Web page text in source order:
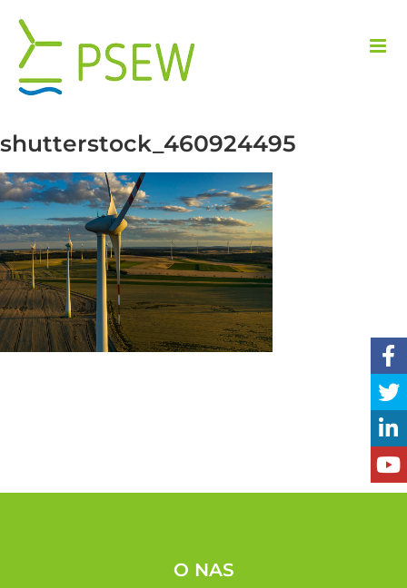
zawartości
shutterstock_460924495
O NAS